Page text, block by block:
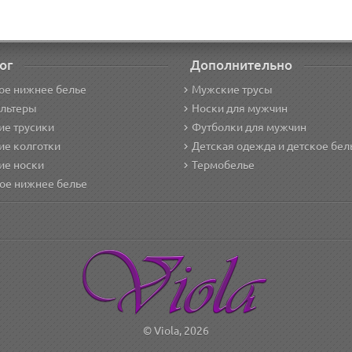
нижнее белье
трусики
колготки
носки
нижнее белье
Дополнительно
Мужские трусы
Носки для мужчин
Футболки для мужчин
Детская одежда и детское
Термобелье
© Viola, 2026